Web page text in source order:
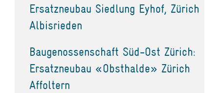
Ersatzneubau Siedlung Eyhof, Zürich
Albisrieden
Baugenossenschaft Süd-Ost Zürich:
Ersatzneubau «Obsthalde» Zürich
Affoltern